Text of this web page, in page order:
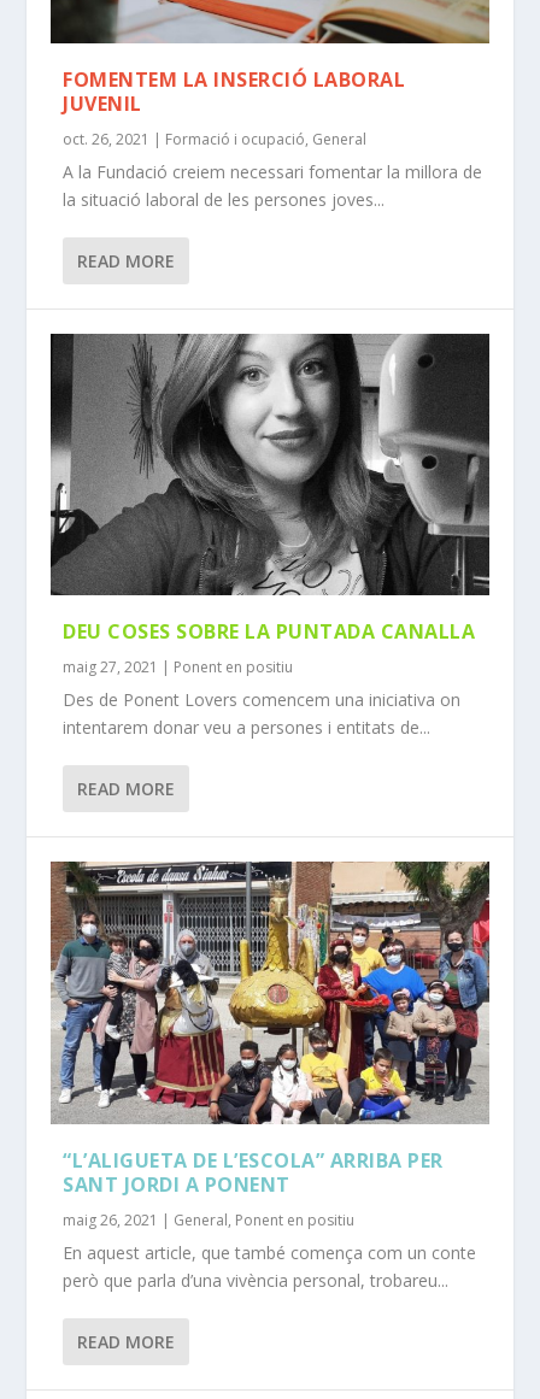
FOMENTEM LA INSERCIÓ LABORAL
JUVENIL
oct. 26, 2021 | Formació i ocupació, General
A la Fundació creiem necessari fomentar la millora de
la situació laboral de les persones joves...
READ MORE
DEU COSES SOBRE LA PUNTADA CANALLA
maig 27, 2021 | Ponent en positiu
Des de Ponent Lovers comencem una iniciativa on
intentarem donar veu a persones i entitats de...
READ MORE
“L’ALIGUETA DE L’ESCOLA” ARRIBA PER
SANT JORDI A PONENT
maig 26, 2021 | General, Ponent en positiu
En aquest article, que també comença com un conte
però que parla d’una vivència personal, trobareu...
READ MORE